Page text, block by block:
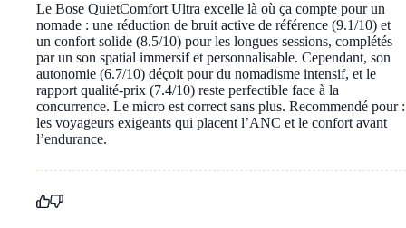
Le Bose QuietComfort Ultra excelle là où ça compte pour un
nomade : une réduction de bruit active de référence (9.1/10) et
un confort solide (8.5/10) pour les longues sessions, complétés
par un son spatial immersif et personnalisable. Cependant, son
autonomie (6.7/10) déçoit pour du nomadisme intensif, et le
rapport qualité-prix (7.4/10) reste perfectible face à la
concurrence. Le micro est correct sans plus. Recommendé pour :
les voyageurs exigeants qui placent l’ANC et le confort avant
l’endurance.